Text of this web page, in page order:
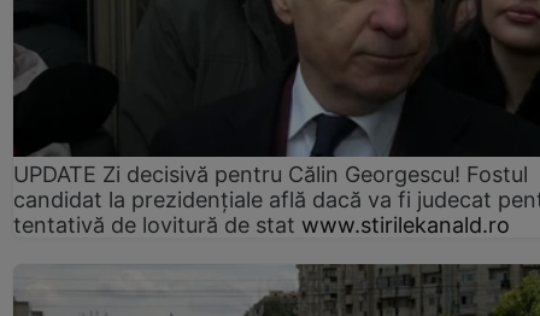
UPDATE Zi decisivă pentru Călin Georgescu! Fostul
candidat la prezidențiale află dacă va fi judecat
tentativă de lovitură de stat www.stirilekanald.ro